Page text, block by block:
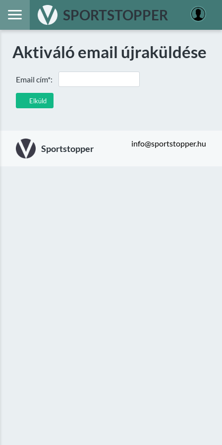
SPORTSTOPPER
Aktiváló email újraküldése
Elküld
Email cím*:
Sportstopper info@sportstopper.hu